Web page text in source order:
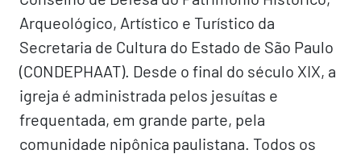
Arqueológico, Artístico e Turístico da
Secretaria de Cultura do Estado de São Paulo
(CONDEPHAAT). Desde o final do século XIX, a
igreja é administrada pelos jesuítas e
frequentada, em grande parte, pela
comunidade nipônica paulistana. Todos os